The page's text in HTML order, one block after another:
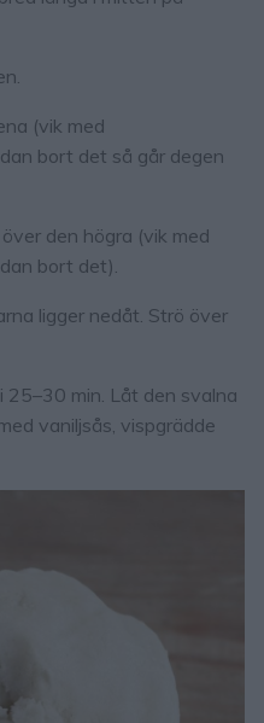
(vik med
bort det så går degen
den högra (vik med
bort det).
ligger nedåt. Strö över
25–30 min. Låt den svalna
vaniljsås, vispgrädde